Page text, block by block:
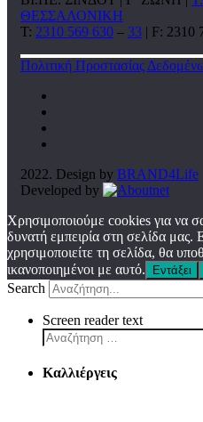
ΘΕΣΣΑΛΟΝΙΚΗ
T: 2310 569 630 – 33 | F: 2310
Πολιτική Προστασίας
2022. Design by BRAND4Life
Developed by
Χρησιμοποιούμε cookies για να
δυνατή εμπειρία στη σελίδα μας.
χρησιμοποιείτε τη σελίδα, θα
ικανοποιημένοι με αυτό.
Εντάξει
Search
Screen reader text
Καλλιέργεις